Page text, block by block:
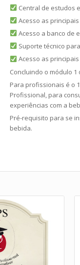
Central de estudos
Acesso as
Acesso a banco de
Suporte técnico
Acesso as
Concluindo o módulo
Para profissionais é o
Profissional, para
experiências com a
Pré-requisito para se
bebida.